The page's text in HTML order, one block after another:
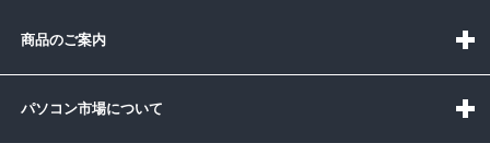
商品のご案内
パソコン市場について